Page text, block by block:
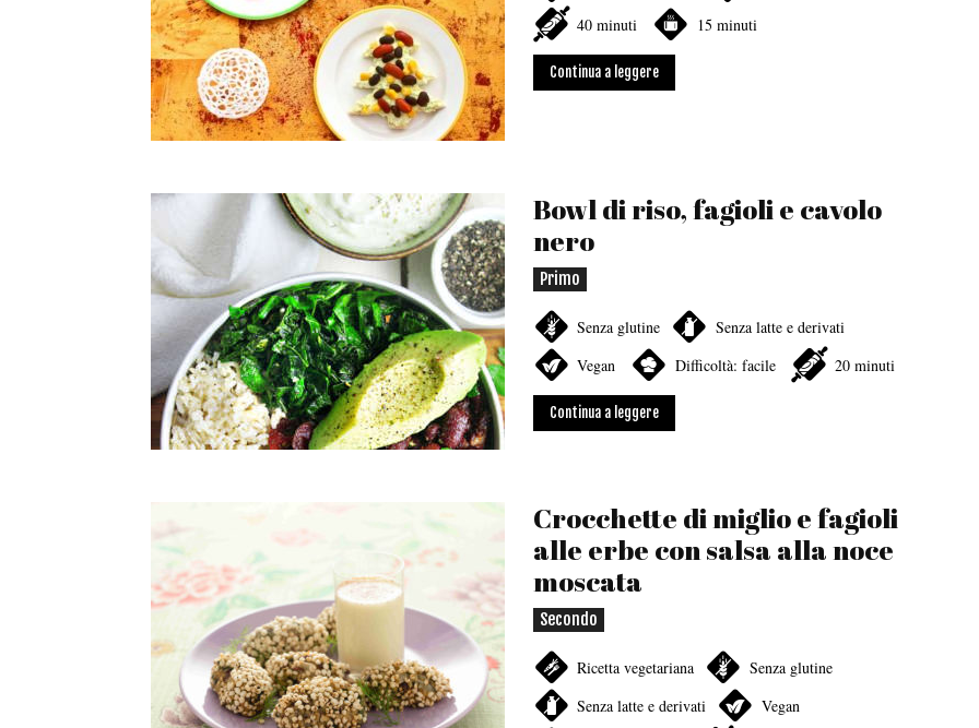
40 minuti
15 minuti
Continua a leggere
Bowl di riso, fagioli e cavolo
nero
Primo
Senza glutine
Senza latte e derivati
Vegan
Difficoltà: facile 20 minuti
Continua a leggere
Crocchette di miglio e fagioli
alle erbe con salsa alla noce
moscata
Secondo
Ricetta vegetariana
Senza glutine
Senza latte e derivati
Vegan